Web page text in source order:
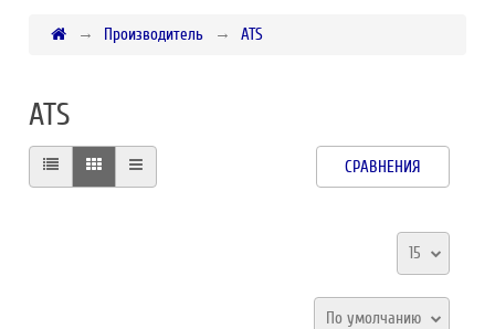
Производитель ATS
ATS
СРАВНЕНИЯ
15
По умолчанию